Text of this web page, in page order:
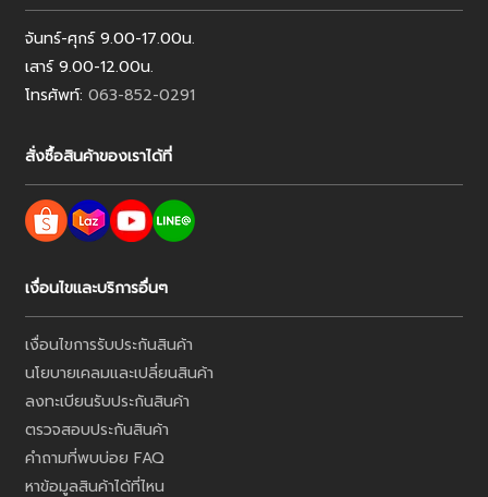
จันทร์-ศุกร์ 9.00-17.00น.
เสาร์ 9.00-12.00น.
โทรศัพท์: 063-852-0291
สั่งซื้อสินค้าของเราได้ที่
เงื่อนไขและบริการอื่นๆ
เงื่อนไขการรับประกันสินค้า
นโยบายเคลมและเปลี่ยนสินค้า
ลงทะเบียนรับประกันสินค้า
ตรวจสอบประกันสินค้า
คำถามที่พบบ่อย FAQ
หาข้อมูลสินค้าได้ที่ไหน